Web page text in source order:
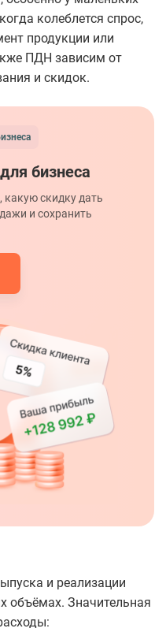
колеблется спрос,
продукции или
ПДН зависим от
и скидок.
бизнеса
какую скидку дать
и сохранить
и реализации
объёмах. Значительная